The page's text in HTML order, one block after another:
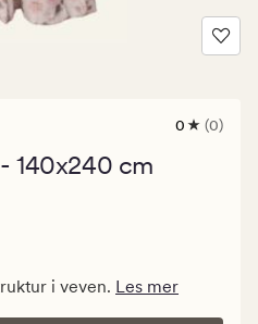
0
0 (0)
140x240 cm
i veven. Les mer